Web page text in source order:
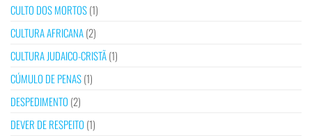
CULTO DOS MORTOS(1)
CULTURA AFRICANA(2)
CULTURA JUDAICO-CRISTÃ(1)
CÚMULO DE PENAS(1)
DESPEDIMENTO (2)
DEVER DE RESPEITO (1)